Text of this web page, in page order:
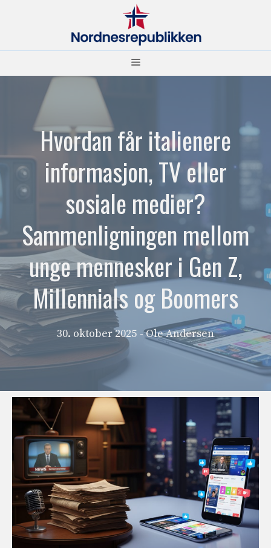
Meny
Hvordan får italienere
informasjon, TV eller
sosiale medier?
Sammenligningen mellom
unge mennesker i Gen Z,
Millennials og Boomers
30. oktober 2025 - Ole Andersen